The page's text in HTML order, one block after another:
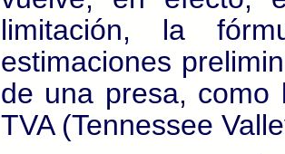
limitación, la
estimaciones
de una presa, como
TVA (Tennessee